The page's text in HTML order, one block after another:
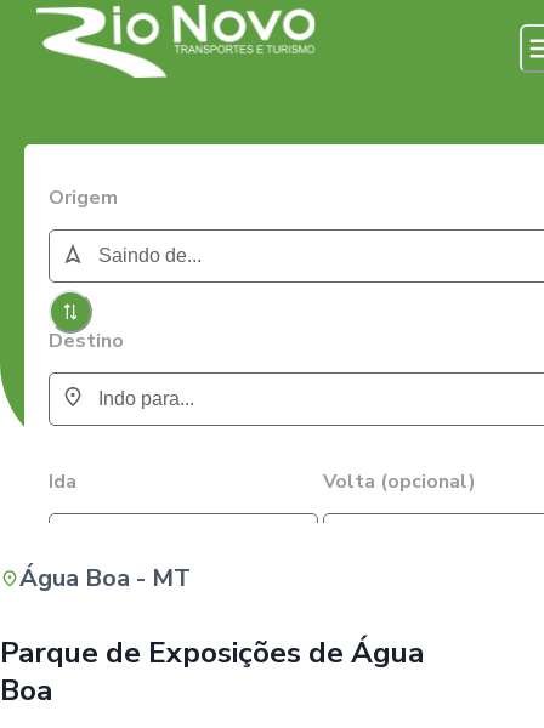
Origem
Destino
Ida Volta (opcional)
Água Boa - MT
Parque de Exposições de Água
Boa